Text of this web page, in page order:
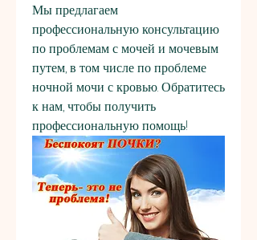
Мы предлагаем
профессиональную консультацию
по проблемам с мочей и мочевым
путем, в том числе по проблеме
ночной мочи с кровью. Обратитесь
к нам, чтобы получить
профессиональную помощь!